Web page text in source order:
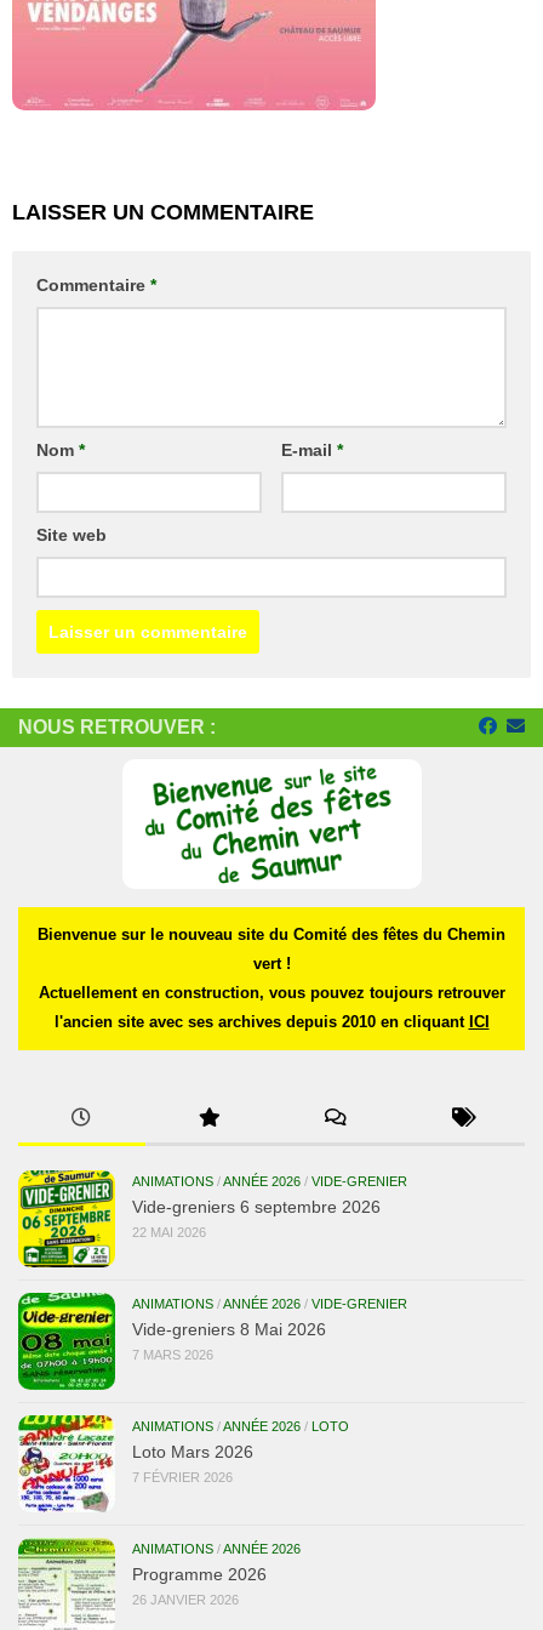
LAISSER UN COMMENTAIRE
Commentaire *
Nom * E-mail *
Site web
NOUS RETROUVER :
Bienvenue sur le nouveau site du Comité des fêtes du Chemin
vert !
Actuellement en construction, vous pouvez toujours retrouver
l'ancien site avec ses archives depuis 2010 en cliquant ICI
ANIMATIONS /ANNÉE 2026 / VIDE-GRENIER
Vide-greniers 6 septembre 2026
22 MAI 2026
ANIMATIONS /ANNÉE 2026 / VIDE-GRENIER
Vide-greniers 8 Mai 2026
7 MARS 2026
ANIMATIONS /ANNÉE 2026 / LOTO
Loto Mars 2026
7 FÉVRIER 2026
ANIMATIONS /ANNÉE 2026
Programme 2026
26 JANVIER 2026